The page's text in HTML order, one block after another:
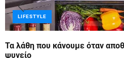
LIFESTYLE
Τα λάθη που κάνουμε όταν
ψυγείο